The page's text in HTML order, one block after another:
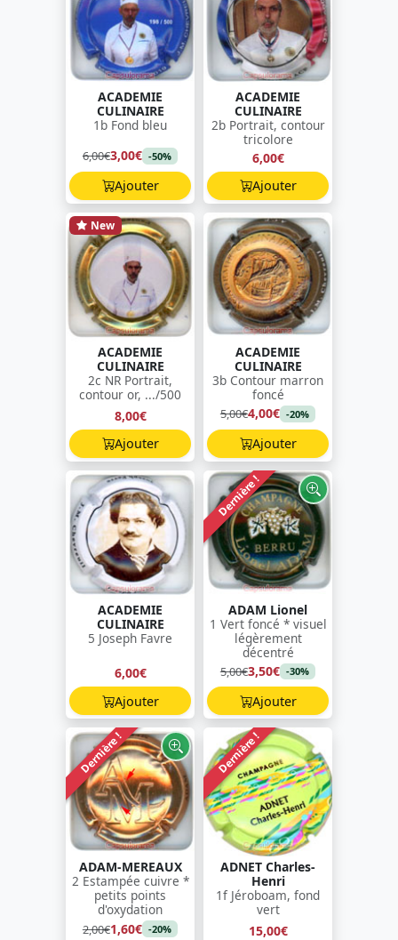
ACADEMIE
CULINAIRE
1b Fond bleu
6,00€3,00€ -50%
Ajouter
ACADEMIE
CULINAIRE
2b Portrait, contour
tricolore
6,00€
Ajouter
New
ACADEMIE
CULINAIRE
2c NR Portrait,
contour or, .../500
8,00€
Ajouter
ACADEMIE
CULINAIRE
3b Contour marron
foncé
5,00€4,00€ -20%
Ajouter
ACADEMIE
CULINAIRE
5 Joseph Favre
6,00€
Ajouter
Dernière !
ADAM Lionel
1 Vert foncé * visuel
légèrement
décentré
5,00€3,50€ -30%
Ajouter
Dernière !
ADAM-MEREAUX
2 Estampée cuivre *
petits points
d'oxydation
2,00€1,60€ -20%
Dernière !
ADNET Charles-
Henri
1f Jéroboam, fond
vert
15,00€